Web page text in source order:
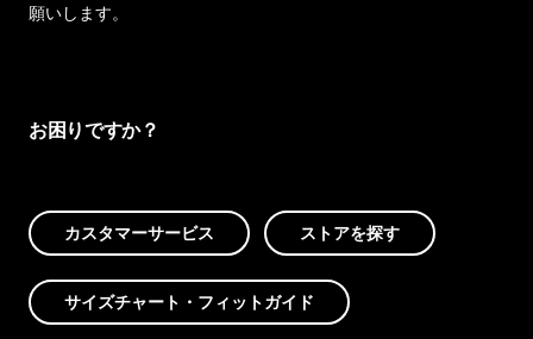
願いします。
お困りですか？
カスタマーサービス ストアを探す
サイズチャート・フィットガイド